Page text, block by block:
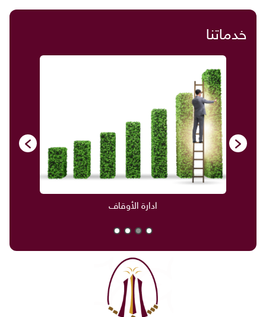
خدماتنا
ادارة الأوقاف